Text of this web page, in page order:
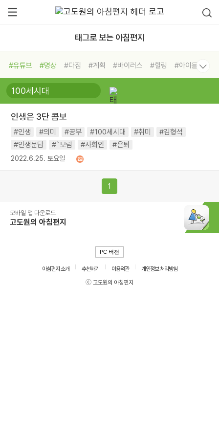
태그로 보는 아침편지
#유튜브 #명상 #다짐 #계획 #바이러스 #힐링
#아이들
#비전캠프
#독서캠프 #삶
#희망
#나눔 #친구 #링컨학교
#독서
#건강 #면역력
인생은 3단 콤보
#인생 #의미 #공부 #100세시대 #취미
#김형석
#인생문답
#`보람 #사회인 #은퇴
2022.6.25. 토요일
1
모바일 앱 다운로드
고도원의 아침편지
PC 버전
아침편지 소개 추천하기 이용약관
개인정보 처리방침
ⓒ 고도원의 아침편지